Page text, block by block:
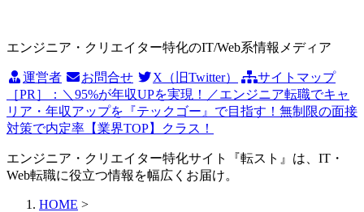
エンジニア・クリエイター特化のIT/Web系情報メディア
運営者 お問合せ X（旧Twitter）
サイトマップ
［PR］：＼95%が年収UPを実現！／エンジニア転職でキャ
リア・年収アップを『テックゴー』で目指す！無制限の面接
対策で内定率【業界TOP】クラス！
エンジニア・クリエイター特化サイト『転スト』は、IT・
Web転職に役立つ情報を幅広くお届け。
HOME >